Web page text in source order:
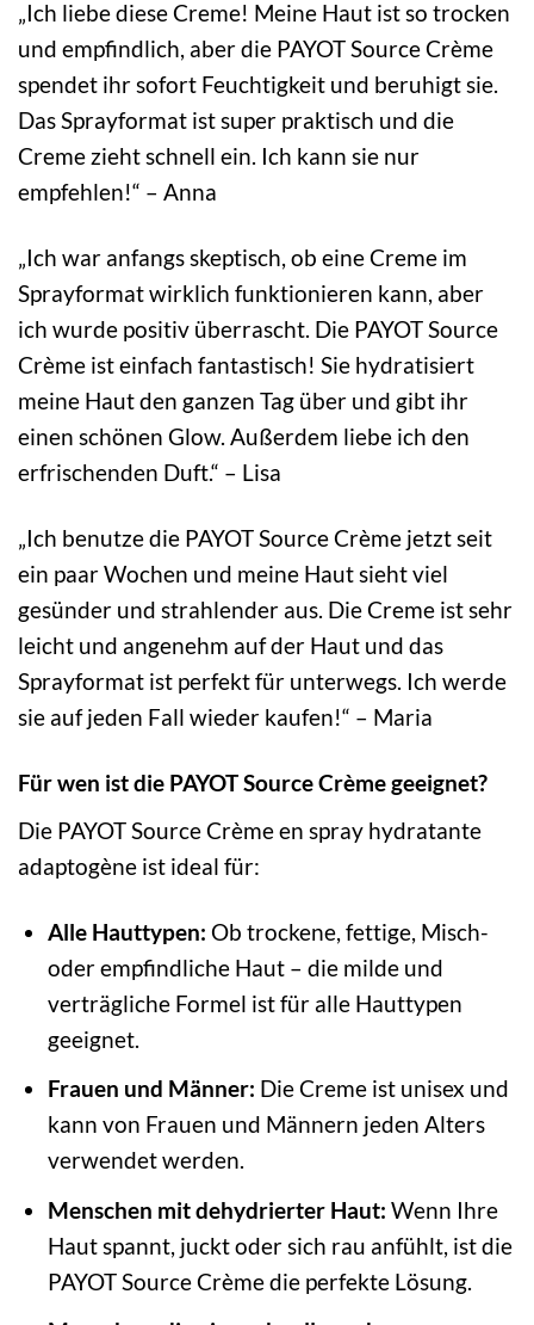
„Ich liebe diese Creme! Meine Haut ist so trocken
und empfindlich, aber die PAYOT Source Crème
spendet ihr sofort Feuchtigkeit und beruhigt sie.
Das Sprayformat ist super praktisch und die
Creme zieht schnell ein. Ich kann sie nur
empfehlen!“ – Anna
„Ich war anfangs skeptisch, ob eine Creme im
Sprayformat wirklich funktionieren kann, aber
ich wurde positiv überrascht. Die PAYOT Source
Crème ist einfach fantastisch! Sie hydratisiert
meine Haut den ganzen Tag über und gibt ihr
einen schönen Glow. Außerdem liebe ich den
erfrischenden Duft.“ – Lisa
„Ich benutze die PAYOT Source Crème jetzt seit
ein paar Wochen und meine Haut sieht viel
gesünder und strahlender aus. Die Creme ist sehr
leicht und angenehm auf der Haut und das
Sprayformat ist perfekt für unterwegs. Ich werde
sie auf jeden Fall wieder kaufen!“ – Maria
Für wen ist die PAYOT Source Crème geeignet?
Die PAYOT Source Crème en spray hydratante
adaptogène ist ideal für:
Alle Hauttypen: Ob trockene, fettige, Misch-
oder empfindliche Haut – die milde und
verträgliche Formel ist für alle Hauttypen
geeignet.
Frauen und Männer: Die Creme ist unisex und
kann von Frauen und Männern jeden Alters
verwendet werden.
Menschen mit dehydrierter Haut: Wenn Ihre
Haut spannt, juckt oder sich rau anfühlt, ist die
PAYOT Source Crème die perfekte Lösung.